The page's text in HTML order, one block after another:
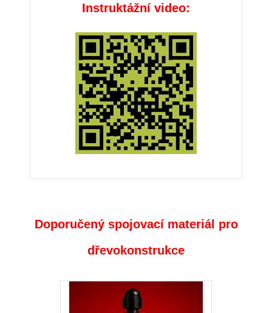
Instruktážní video:
Doporučený spojovací materiál pro
dřevokonstrukce